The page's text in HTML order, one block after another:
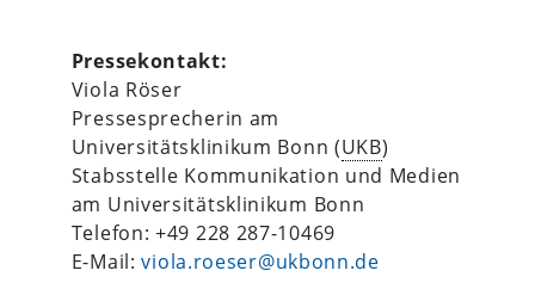
Pressekontakt:
Viola Röser
Pressesprecherin am
Universitätsklinikum Bonn (UKB)
Stabsstelle Kommunikation und Medien
am Universitätsklinikum Bonn
Telefon: +49 228 287-10469
E-Mail:viola.roeser@ukbonn.de